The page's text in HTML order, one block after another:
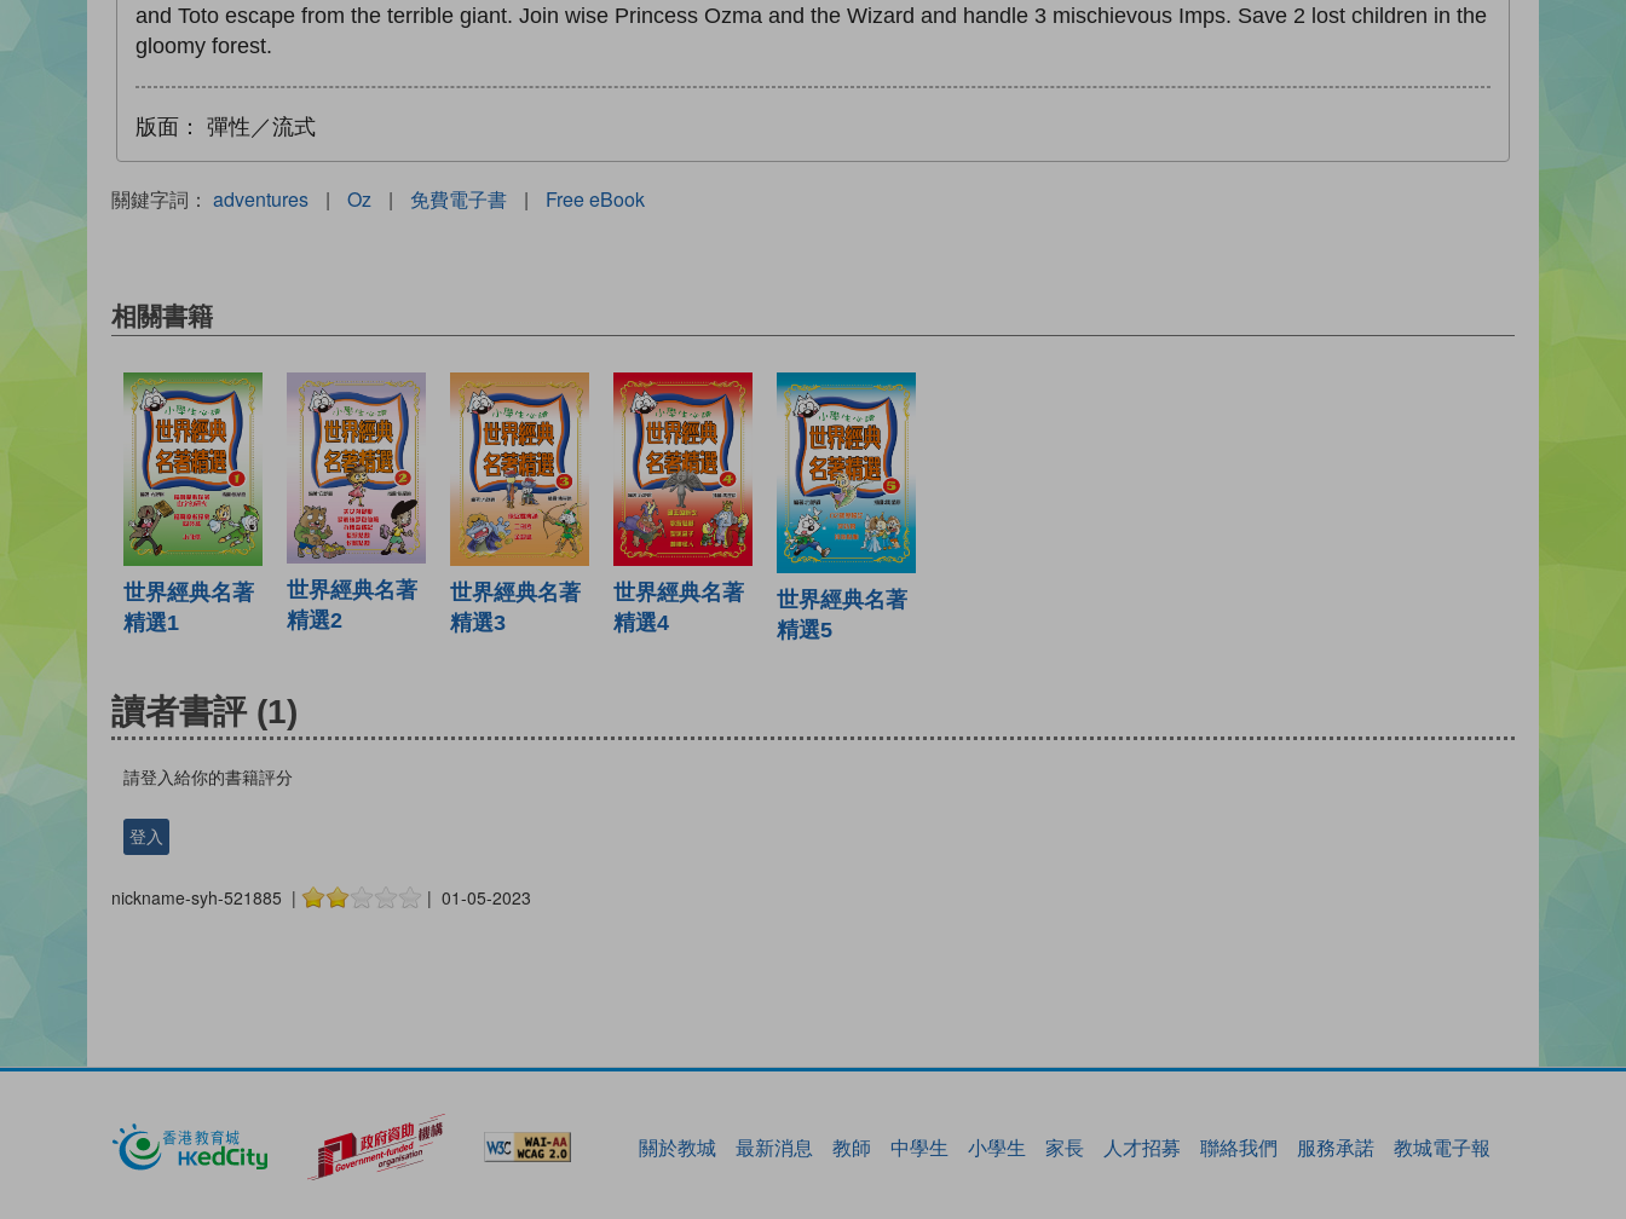
and Toto escape from the terrible giant. Join wise Princess Ozma and the Wizard and handle 3 mischievous Imps. Save 2 lost children in the
gloomy forest.
版面： 彈性／流式
關鍵字詞： adventures | Oz | 免費電子書 | Free eBook
相關書籍
世界經典名著
精選1
世界經典名著
精選2
世界經典名著
精選3
世界經典名著
精選4
世界經典名著
精選5
讀者書評 (1)
請登入給你的書籍評分
登入
nickname-syh-521885 | | 01-05-2023
關於教城 最新消息 教師 中學生 小學生 家長 人才招募 聯絡我們 服務承諾 教城電子報